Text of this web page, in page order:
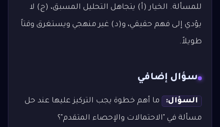
للمسألة. الخيار (أ) يتجاهل التحليل المسبق، (ج) لا
يؤدي إلى فهم حقيقي، و(د) غير منهجي ويستغرق وقتاً
طويلاً.
سؤال إضافي
السؤال: ما أهم خطوة يجب التركيز عليها عند حل
مسألة في "الاحتمالات والإحصاء المتقدم"؟